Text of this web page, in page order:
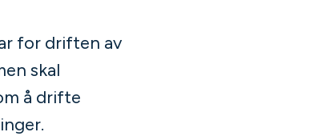
for driften av
skal
å drifte